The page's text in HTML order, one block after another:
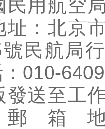
民用航空
址：北京
民航局
010-
發送至工
郵箱